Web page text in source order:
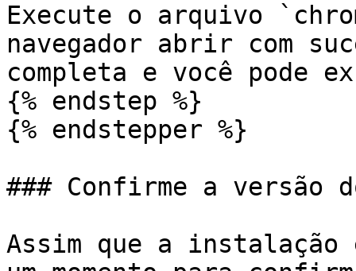
Execute o arquivo
navegador abrir com
completa e você pode
{% endstep %}
{% endstepper %}
### Confirme a versão
Assim que a